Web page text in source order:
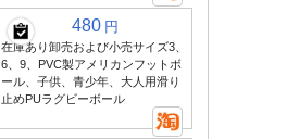
480 円
在庫あり卸売および小売サイズ3、
6、9、PVC製アメリカンフットボ
ール、子供、青少年、大人用滑り
止めPUラグビーボール